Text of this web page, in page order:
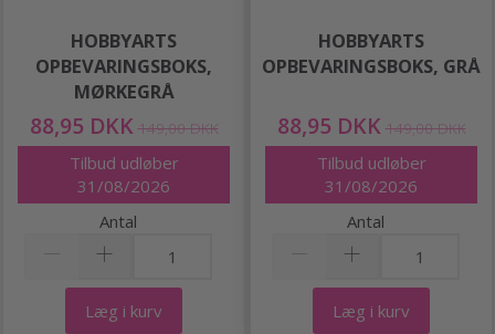
HOBBYARTS
OPBEVARINGSBOKS,
MØRKEGRÅ
88,95 DKK 149,00 DKK
Tilbud udløber
31/08/2026
Antal
Læg i kurv
HOBBYARTS
OPBEVARINGSBOKS, GRÅ
88,95 DKK 149,00 DKK
Tilbud udløber
31/08/2026
Antal
Læg i kurv